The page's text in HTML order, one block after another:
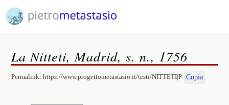
La Nitteti, Madrid, s. n., 1756
Permalink:https://www.progettometastasio.it/testi/NITTETI|P Copia